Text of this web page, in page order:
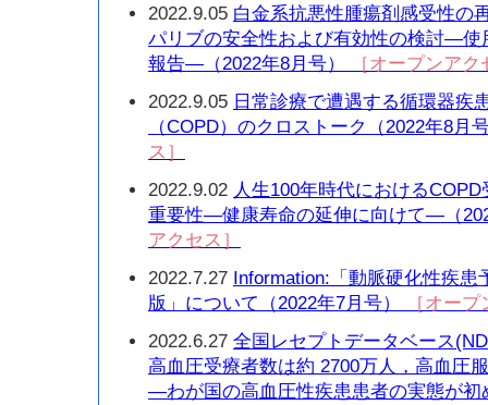
2022.9.05 白金系抗悪性腫瘍剤感受性の
パリブの安全性および有効性の検討—使
報告—（2022年8月号）
［オープンアク
2022.9.05 日常診療で遭遇する循環器疾
（COPD）のクロストーク（2022年8月
ス］
2022.9.02 人生100年時代における
重要性—健康寿命の延伸に向けて—（
アクセス］
2022.7.27 Information:「動脈硬化性疾患
版」について（2022年7月号）
［オー
2022.6.27 全国レセプトデータベース
高血圧受療者数は約 2700万人，高血圧
—わが国の高血圧性疾患患者の実態が初